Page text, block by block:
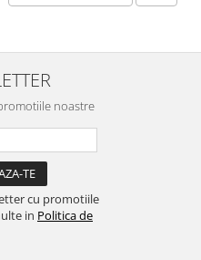
noastre
cu promotiile
in Politica de